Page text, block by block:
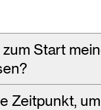
zum Start
Zeitpunkt,